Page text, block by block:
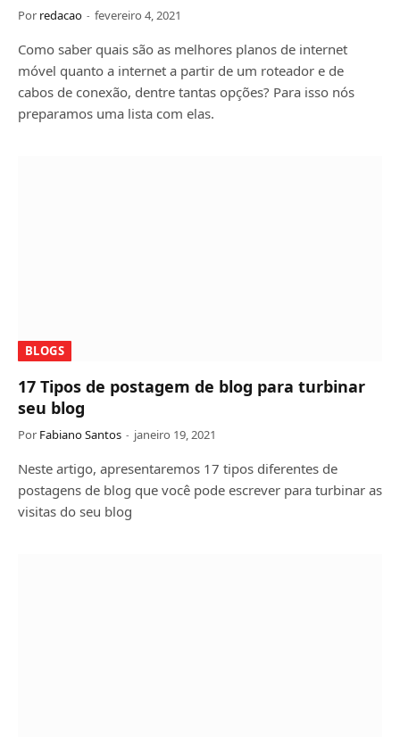
Por redacao fevereiro 4, 2021
Como saber quais são as melhores planos de internet
móvel quanto a internet a partir de um roteador e de
cabos de conexão, dentre tantas opções? Para isso nós
preparamos uma lista com elas.
BLOGS
17 Tipos de postagem de blog para turbinar
seu blog
Por Fabiano Santos janeiro 19, 2021
Neste artigo, apresentaremos 17 tipos diferentes de
postagens de blog que você pode escrever para turbinar as
visitas do seu blog